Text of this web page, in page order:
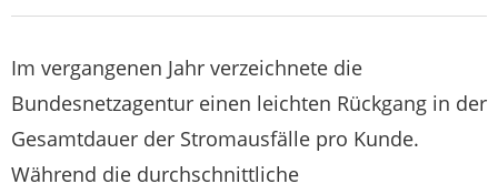
Im vergangenen Jahr verzeichnete die
Bundesnetzagentur einen leichten Rückgang in der
Gesamtdauer der Stromausfälle pro Kunde.
Während die durchschnittliche